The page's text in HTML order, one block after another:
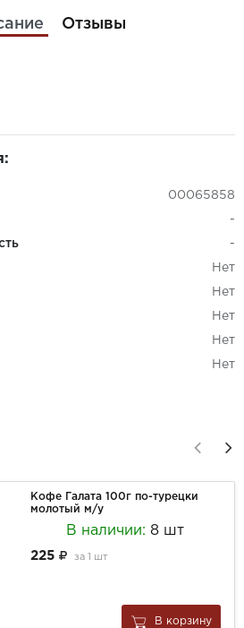
Отзывы
00065858
-
-
Нет
Нет
Нет
Нет
Нет
Кофе Галата 100г по-турецки
молотый м/у
В наличии:8 шт
225 за 1 шт
В корзину